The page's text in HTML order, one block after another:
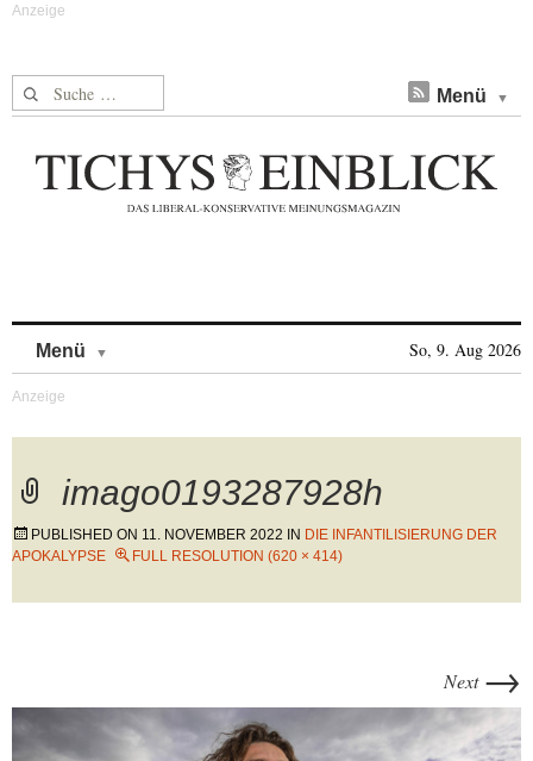
Suche nach: Menü
Menü So, 9. Aug 2026
imago0193287928h
PUBLISHED ON 11. NOVEMBER 2022 IN DIE INFANTILISIERUNG DER
APOKALYPSE
FULL RESOLUTION (620 × 414)
Next →